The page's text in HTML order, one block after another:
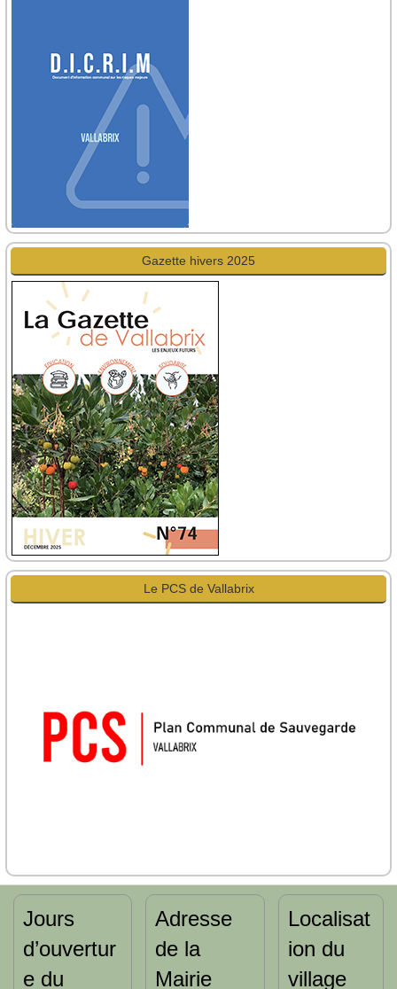
Gazette hivers 2025
Le PCS de Vallabrix
Jours
d’ouvertur
e du
Adresse
de la
Mairie
Localisat
ion du
village